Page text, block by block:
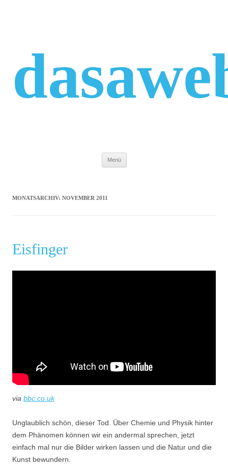
Menü
MONATSARCHIV: NOVEMBER 2011
Eisfinger
via bbc.co.uk
Unglaublich schön, dieser Tod. Über Chemie und Physik hinter
dem Phänomen können wir ein andermal sprechen, jetzt
einfach mal nur die Bilder wirken lassen und die Natur und die
Kunst bewundern.